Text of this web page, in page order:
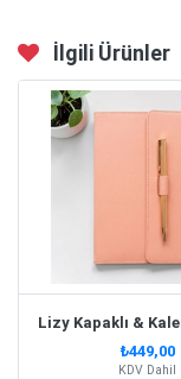
İlgili Ürünler
₺449,00
KDV Dahil